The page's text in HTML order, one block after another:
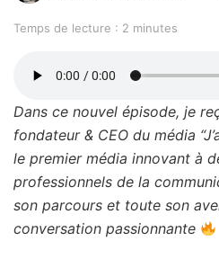
Temps de lecture : 2 minutes
Dans ce nouvel épisode, je
fondateur & CEO du média
le premier média innovant à
professionnels de la
son parcours et toute son
conversation passionnante